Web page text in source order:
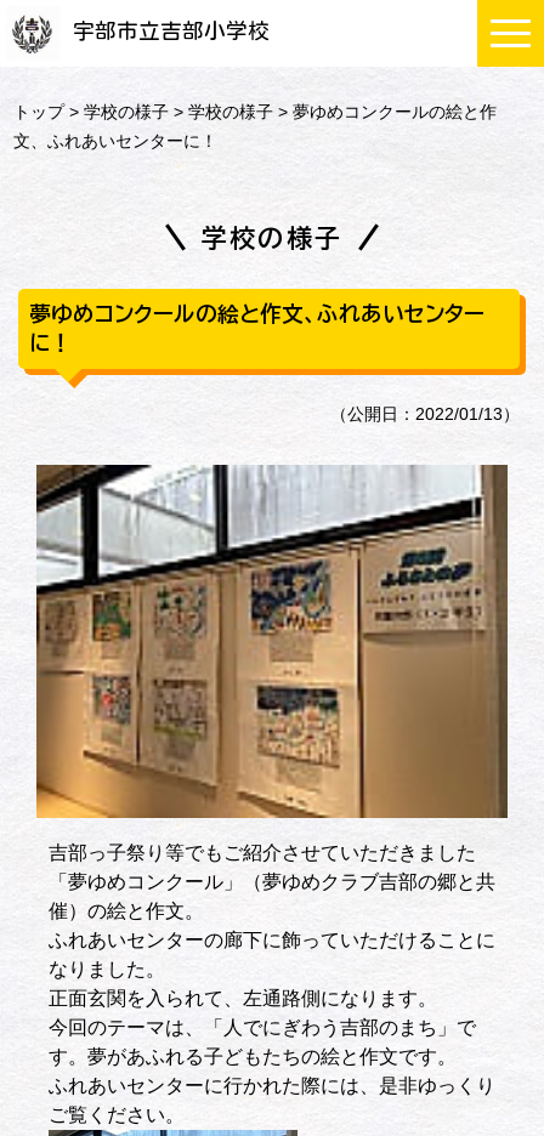
宇部市立吉部小学校
トップ>学校の様子 >学校の様子 > 夢ゆめコンクールの絵と作
文、ふれあいセンターに！
学校の様子
夢ゆめコンクールの絵と作文、ふれあいセンター
に！
（公開日：2022/01/13）
吉部っ子祭り等でもご紹介させていただきました
「夢ゆめコンクール」（夢ゆめクラブ吉部の郷と共
催）の絵と作文。
ふれあいセンターの廊下に飾っていただけることに
なりました。
正面玄関を入られて、左通路側になります。
今回のテーマは、「人でにぎわう吉部のまち」で
す。夢があふれる子どもたちの絵と作文です。
ふれあいセンターに行かれた際には、是非ゆっくり
ご覧ください。